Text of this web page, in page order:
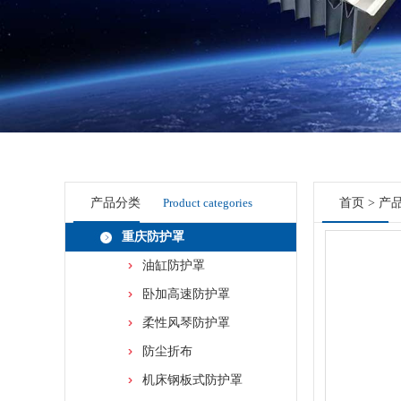
产品分类 Product categories
重庆防护罩
油缸防护罩
卧加高速防护罩
柔性风琴防护罩
防尘折布
机床钢板式防护罩
首页 > 产